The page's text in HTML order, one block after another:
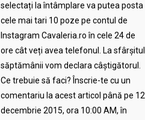
selectați la întâmplare va putea posta
cele mai tari 10 poze pe contul de
Instagram Cavaleria.ro în cele 24 de
ore cât veți avea telefonul. La sfârșitul
săptămânii vom declara câștigătorul.
Ce trebuie să faci? Înscrie-te cu un
comentariu la acest articol până pe 12
decembrie 2015, ora 10:00 AM, în